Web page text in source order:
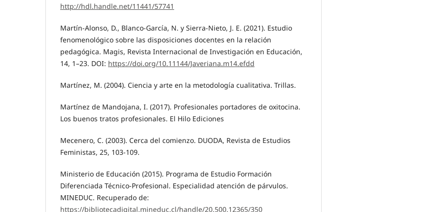
http://hdl.handle.net/11441/57741
Martín-Alonso, D., Blanco-García, N. y Sierra-Nieto, J. E. (2021). Estudio
fenomenológico sobre las disposiciones docentes en la relación
pedagógica. Magis, Revista Internacional de Investigación en Educación,
14, 1–23. DOI: https://doi.org/10.11144/Javeriana.m14.efdd
Martínez, M. (2004). Ciencia y arte en la metodología cualitativa. Trillas.
Martínez de Mandojana, I. (2017). Profesionales portadores de oxitocina.
Los buenos tratos profesionales. El Hilo Ediciones
Mecenero, C. (2003). Cerca del comienzo. DUODA, Revista de Estudios
Feministas, 25, 103-109.
Ministerio de Educación (2015). Programa de Estudio Formación
Diferenciada Técnico-Profesional. Especialidad atención de párvulos.
MINEDUC. Recuperado de:
https://bibliotecadigital.mineduc.cl/handle/20.500.12365/350